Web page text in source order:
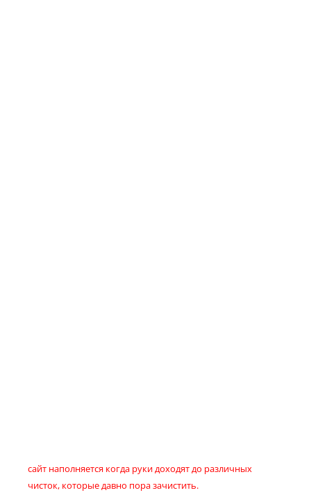
сайт наполняется когда руки доходят до различных
чисток, которые давно пора зачистить.